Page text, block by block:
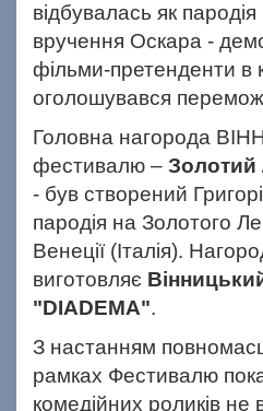
відбувалась як
вручення Оскара -
фільми-претенденти в
оголошувався
Головна нагорода
фестивалю –
- був створений
пародія на Золотого
Венеції (Італія).
виготовляє
"DIADEMA".
З настанням
рамках Фестивалю
комедійних роликів не